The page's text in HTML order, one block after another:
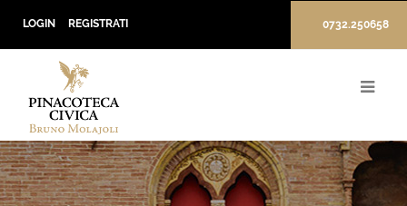
LOGIN REGISTRATI 0732.250658